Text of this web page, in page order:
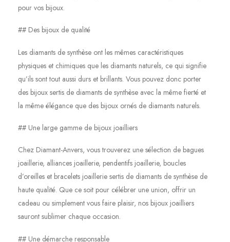
pour vos bijoux.
## Des bijoux de qualité
Les diamants de synthèse ont les mêmes caractéristiques
physiques et chimiques que les diamants naturels, ce qui signifie
qu’ils sont tout aussi durs et brillants. Vous pouvez donc porter
des bijoux sertis de diamants de synthèse avec la même fierté et
la même élégance que des bijoux ornés de diamants naturels.
## Une large gamme de bijoux joailliers
Chez Diamant-Anvers, vous trouverez une sélection de bagues
joaillerie, alliances joaillerie, pendentifs joaillerie, boucles
d’oreilles et bracelets joaillerie sertis de diamants de synthèse de
haute qualité. Que ce soit pour célébrer une union, offrir un
cadeau ou simplement vous faire plaisir, nos bijoux joailliers
sauront sublimer chaque occasion.
## Une démarche responsable